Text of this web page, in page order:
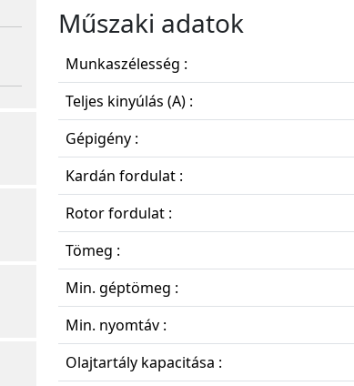
Műszaki adatok
Munkaszélesség :
Teljes kinyúlás (A) :
Gépigény :
Kardán fordulat :
Rotor fordulat :
Tömeg :
Min. géptömeg :
Min. nyomtáv :
Olajtartály kapacitása :